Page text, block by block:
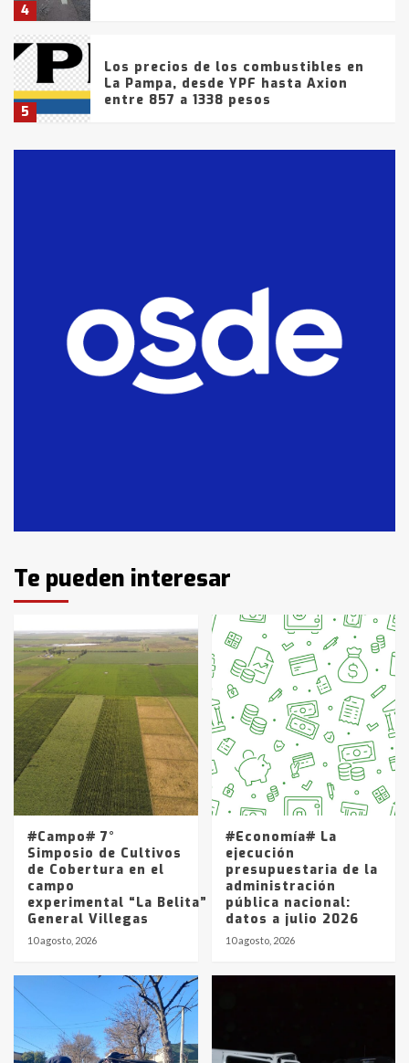
4
5
Los precios de los combustibles en
La Pampa, desde YPF hasta Axion
entre 857 a 1338 pesos
fueron detenidos por
comercialización de drogas en la
tarde del sábado
T.Lauquen: se vendió el edificio de
lo que fue la planta Industrial del
Identidad de los adolescentes
pampeanos que fueron
en la mañana del lunes
4
Accidente en Ruta 5: falleció un
joven de Trenque Lauquen
5
Los precios de los combustibles en
La Pampa, desde YPF hasta Axion
entre 857 a 1338 pesos
Te pueden interesar
#Campo# 7°
Simposio de Cultivos
de Cobertura en el
campo
experimental “La Belita” del INTA
General Villegas
10 agosto, 2026
#Economía# La
ejecución
presupuestaria de la
administración
pública nacional:
datos a julio 2026
10 agosto, 2026